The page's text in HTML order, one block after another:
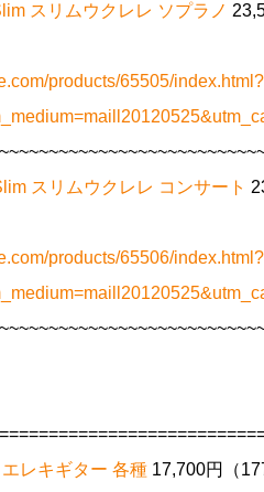
スリムウクレレ ソプラノ
products/65505/index.html?
スリムウクレレ コンサート
products/65506/index.html?
レキギター 各種17,700円（